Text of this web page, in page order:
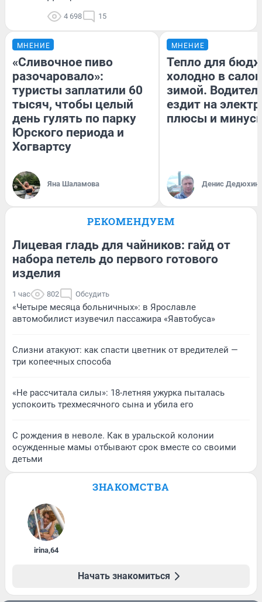
4 698 15
МНЕНИЕ
«Сливочное пиво
разочаровало»:
туристы заплатили 60
тысяч, чтобы целый
день гулять по парку
Юрского периода и
Хогвартсу
Яна Шаламова
МНЕНИЕ
Тепло для
холодно в
зимой.
ездит на
плюсы и
Денис Дедюхин
РЕКОМЕНДУЕМ
Лицевая гладь для чайников: гайд от
набора петель до первого готового
изделия
1 час 802 Обсудить
«Четыре месяца больничных»: в Ярославле
автомобилист изувечил пассажира «Яавтобуса»
Слизни атакуют: как спасти цветник от вредителей —
три копеечных способа
«Не рассчитала силы»: 18-летняя ужурка пыталась
успокоить трехмесячного сына и убила его
С рождения в неволе. Как в уральской колонии
осужденные мамы отбывают срок вместе со своими
детьми
ЗНАКОМСТВА
irina,64
Начать знакомиться